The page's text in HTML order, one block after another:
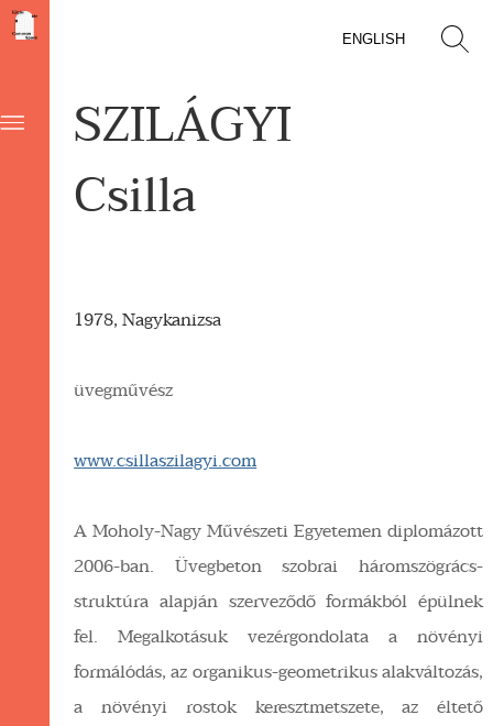
ENGLISH
SZILÁGYI
Csilla
1978, Nagykanizsa
üvegművész
www.csillaszilagyi.com
A Moholy-Nagy Művészeti Egyetemen diplomázott
2006-ban. Üvegbeton szobrai háromszögrács-
struktúra alapján szerveződő formákból épülnek
fel. Megalkotásuk vezérgondolata a növényi
formálódás, az organikus-geometrikus alakváltozás,
a növényi rostok keresztmetszete, az éltető